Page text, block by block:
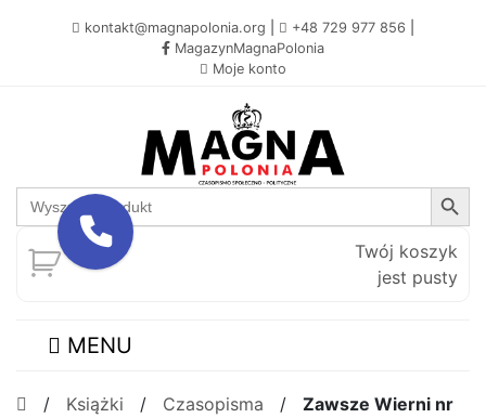
kontakt@magnapolonia.org +48 729 977 856
MagazynMagnaPolonia
Moje konto
Search
for:
Search Button
Twój koszyk
jest pusty
MENU
/ Książki / Czasopisma / Zawsze Wierni nr